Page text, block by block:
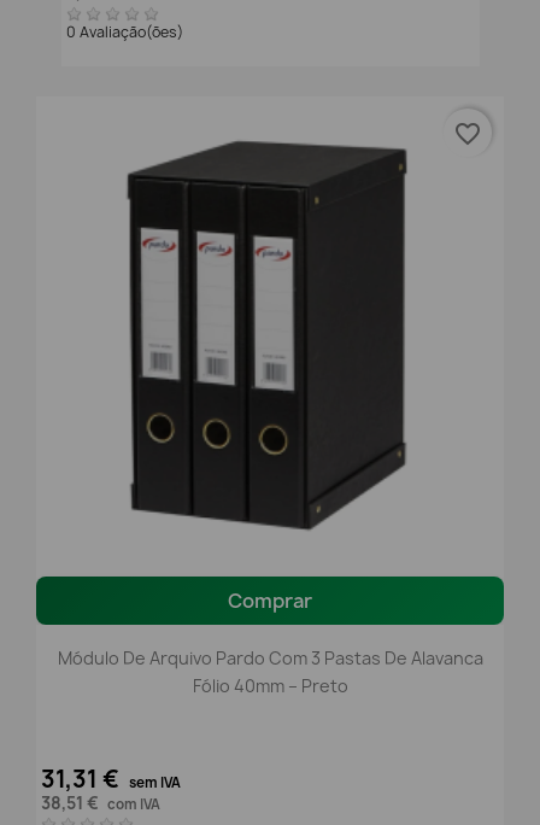
0 Avaliação(ões)
Comprar
Módulo De Arquivo Pardo Com 3 Pastas De Alavanca
Fólio 40mm – Preto
31,31 € sem IVA
38,51 € com IVA
favorite_border